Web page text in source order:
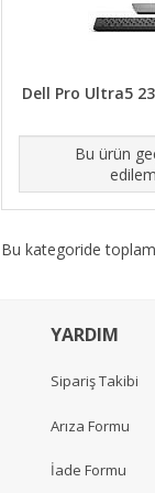
Dell Pro Ultra5
Bu ürün
Bu kategoride toplam
YARDIM
Sipariş Takibi
Arıza Formu
İade Formu